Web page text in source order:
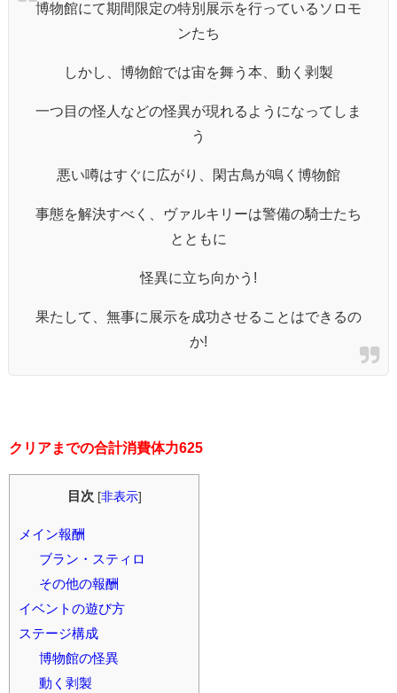
博物館にて期間限定の特別展示を行っているソロモ
ンたち
しかし、博物館では宙を舞う本、動く剥製
一つ目の怪人などの怪異が現れるようになってしま
う
悪い噂はすぐに広がり、閑古鳥が鳴く博物館
事態を解決すべく、ヴァルキリーは警備の騎士たち
とともに
怪異に立ち向かう!
果たして、無事に展示を成功させることはできるの
か!
クリアまでの合計消費体力625
目次 [非表示]
メイン報酬
ブラン・スティロ
その他の報酬
イベントの遊び方
ステージ構成
博物館の怪異
動く剥製